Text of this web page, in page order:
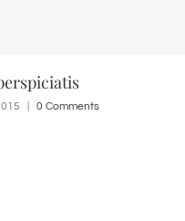
0 Comments